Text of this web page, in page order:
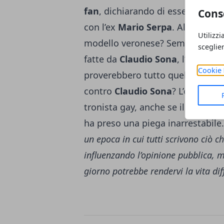
Cookie
fan, dichiarando di essere
con l’ex Mario Serpa. Allora
modello veronese?
fatte da Claudio Sona, l’ex
proverebbero tutto quello che
contro Claudio Sona?
tronista gay, anche se il
gossip
ha preso una piega inarrestabile.
un epoca in cui tutti scrivono ciò
influenzando l’opinione pubblica,
giorno potrebbe rendervi la vita